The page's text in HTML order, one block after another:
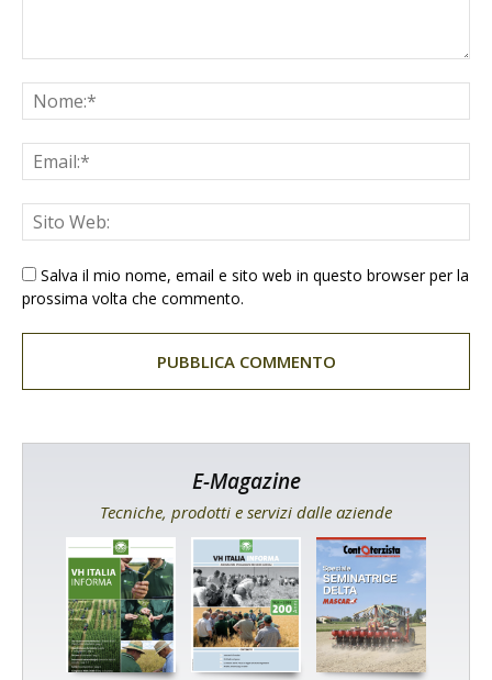
Salva il mio nome, email e sito web in questo browser per la
prossima volta che commento.
E-Magazine
Tecniche, prodotti e servizi dalle aziende